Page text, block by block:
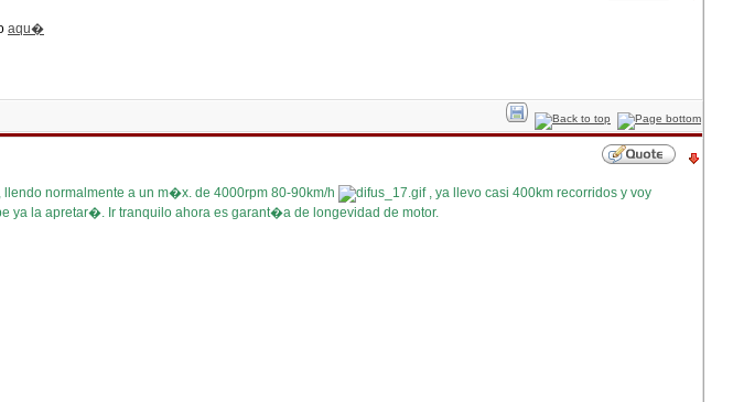
aqu�
llendo normalmente a un m�x. de 4000rpm 80-90km/h
, ya llevo casi 400km recorridos y voy
ya la apretar�. Ir tranquilo ahora es garant�a de longevidad de motor.